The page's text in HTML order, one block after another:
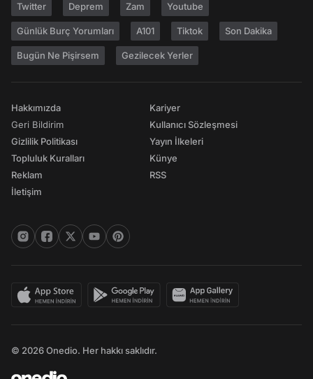
Twitter Deprem Zam Youtube
Günlük Burç Yorumları A101 Tiktok Son Dakika
Bugün Ne Pişirsem Gezilecek Yerler
Hakkımızda
Geri Bildirim
Gizlilik Politikası
Topluluk Kuralları
Reklam
İletişim
Kariyer
Kullanıcı Sözleşmesi
Yayın İlkeleri
Künye
RSS
© 2026 Onedio. Her hakkı saklıdır.